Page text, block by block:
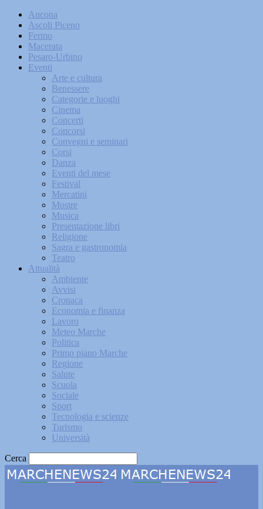
Ancona
Ascoli Piceno
Fermo
Macerata
Pesaro-Urbino
Eventi
Arte e cultura
Benessere
Categorie e luoghi
Cinema
Concerti
Concorsi
Convegni e seminari
Corsi
Danza
Eventi del mese
Festival
Mercatini
Mostre
Musica
Presentazione libri
Religione
Sagra e gastronomia
Teatro
Attualità
Ambiente
Avvisi
Cronaca
Economia e finanza
Lavoro
Meteo Marche
Politica
Primo piano Marche
Regione
Salute
Scuola
Sociale
Sport
Tecnologia e scienze
Turismo
Università
Cerca